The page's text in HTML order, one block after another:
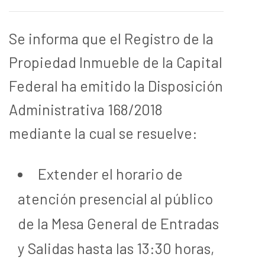
Se informa que el Registro de la
Propiedad Inmueble de la Capital
Federal ha emitido la Disposición
Administrativa 168/2018
mediante la cual se resuelve:
Extender el horario de
atención presencial al público
de la Mesa General de Entradas
y Salidas hasta las 13:30 horas,